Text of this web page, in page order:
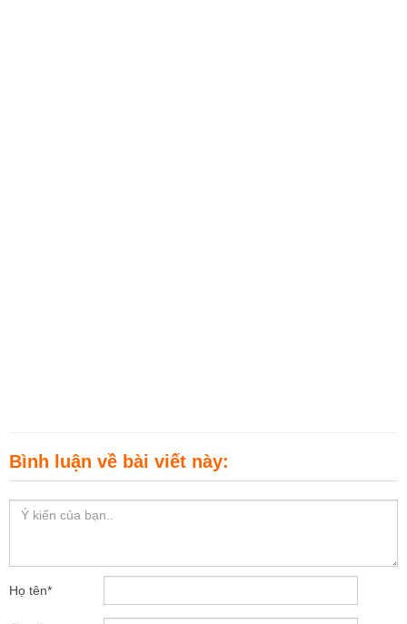
Bình luận về bài viết này:
Họ tên*